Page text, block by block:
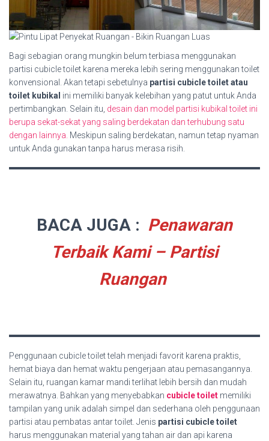
Bagi sebagian orang mungkin belum terbiasa menggunakan
partisi cubicle toilet karena mereka lebih sering menggunakan toilet
konvensional. Akan tetapi sebetulnya partisi cubicle toilet atau
toilet kubikal ini memiliki banyak kelebihan yang patut untuk Anda
pertimbangkan. Selain itu, desain dan model partisi kubikal toilet ini
berupa sekat-sekat yang saling berdekatan dan terhubung satu
dengan lainnya. Meskipun saling berdekatan, namun tetap nyaman
untuk Anda gunakan tanpa harus merasa risih.
BACA JUGA : Penawaran
Terbaik Kami – Partisi
Ruangan
Penggunaan cubicle toilet telah menjadi favorit karena praktis,
hemat biaya dan hemat waktu pengerjaan atau pemasangannya.
Selain itu, ruangan kamar mandi terlihat lebih bersih dan mudah
merawatnya. Bahkan yang menyebabkan cubicle toilet memiliki
tampilan yang unik adalah simpel dan sederhana oleh penggunaan
partisi atau pembatas antar toilet. Jenis partisi cubicle toilet
harus menggunakan material yang tahan air dan api karena